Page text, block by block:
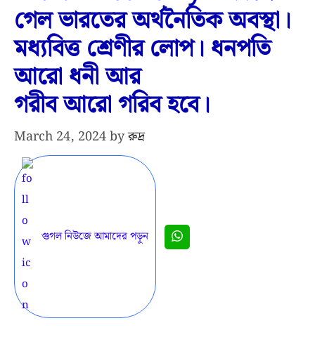
গেল ভারতের অর্থনৈতিক অবস্থা।
মধ্যবিত্ত শ্রেণীর লোপ। ধনপতি
আরো ধনী আর
গরীব আরো গরিব হবে।
March 24, 2024byরুদ্র
গুগল নিউজে আমাদের পড়ুন